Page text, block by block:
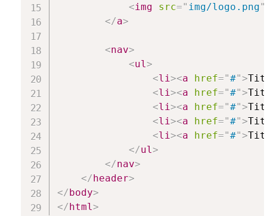
<img src=" img/logo.png"
</a>
<nav>
<ul>
<li><a href="#">
<li><a href="#">
<li><a href="#">
<li><a href="#">
<li><a href="#">
</ul>
</nav>
</header>
</body>
</html>